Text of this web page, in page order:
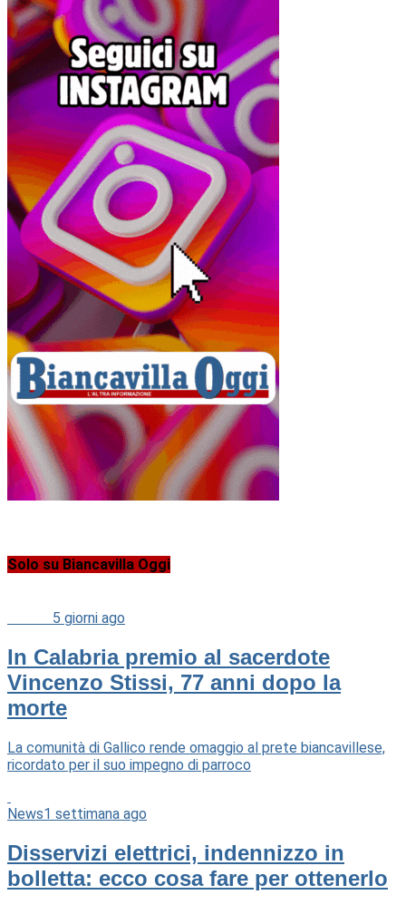
Solo su Biancavilla Oggi
5 giorni ago
In Calabria premio al sacerdote
Vincenzo Stissi, 77 anni dopo la
morte
La comunità di Gallico rende omaggio al prete biancavillese,
ricordato per il suo impegno di parroco
News1 settimana ago
Disservizi elettrici, indennizzo in
bolletta: ecco cosa fare per ottenerlo